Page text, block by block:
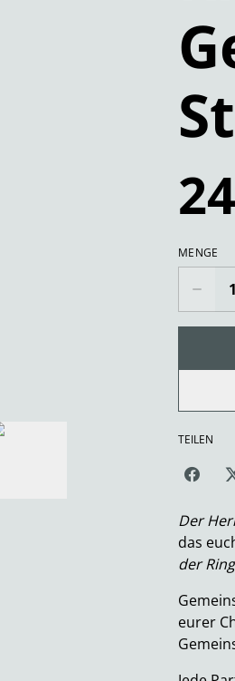
MENGE
TEILEN
Der
das
der
eurer